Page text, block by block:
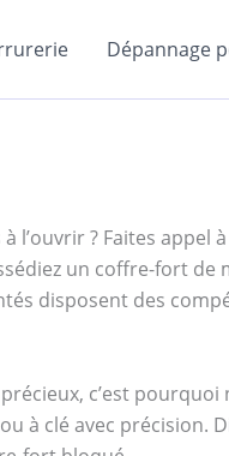
Dépannage
? Faites appel
un coffre-fort de
disposent des
c’est
à clé avec